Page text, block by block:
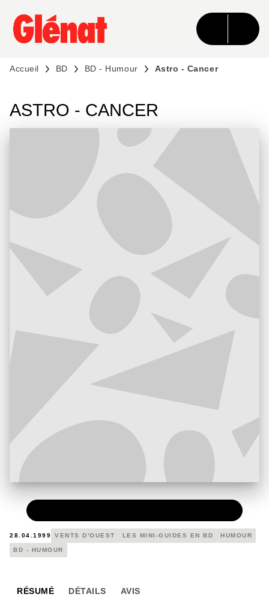
MENU RECHERCHE CONTENU
PIED DE PAGE
Accueil BD BD - Humour Astro - Cancer
ASTRO - CANCER
28.04.1999 VENTS D'OUEST LES MINI-GUIDES EN BD HUMOUR
BD - HUMOUR
RÉSUMÉ DÉTAILS AVIS